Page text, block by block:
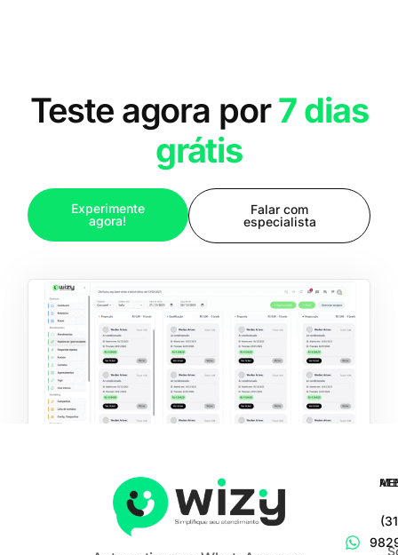
Teste agora por 7 dias
grátis
Experimente
agora!
Falar com
especialista